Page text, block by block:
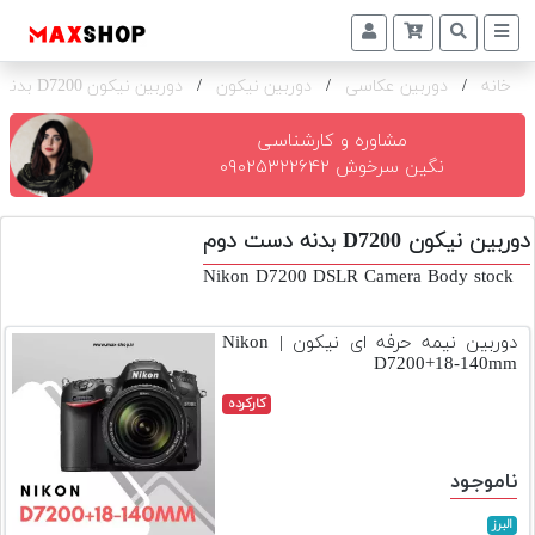
دوربین
و
تجهیزات
و
اکسسوری
دوم
اجاره
دوربین
و
خانه / دوربین عکاسی / دوربین نیکون / دوربین نیکون D7200 بدنه
مشاوره و کارشناسی
نگین سرخوش ۰۹۰۲۵۳۲۲۶۴۲
دوربین نیکون D7200 بدنه دست دوم
Nikon D7200 DSLR Camera Body stock
دوربین نیمه حرفه ای نیکون | Nikon
D7200+18-140mm
کارکرده
ناموجود
البرز